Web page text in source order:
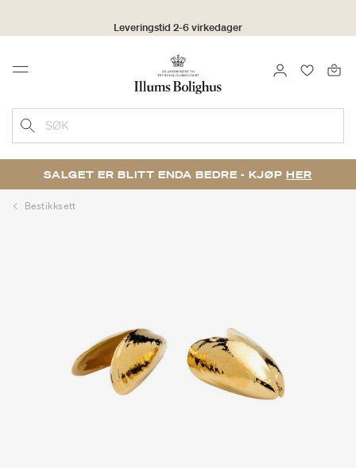
Click & Collect | Bestill på nett - hent i butikk
30 dagers returrett
Menu LOGG INN
SØK
SALGET ER BLITT ENDA BEDRE - KJØP HER
Bestikksett